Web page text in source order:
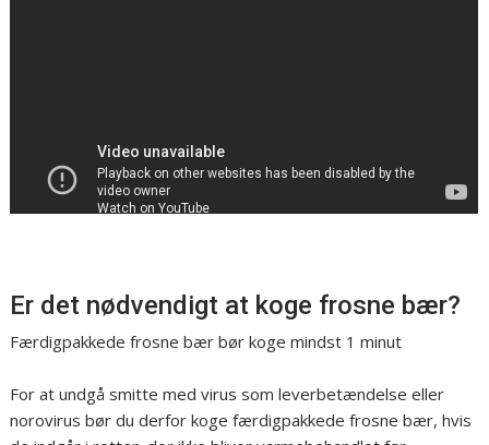
Er det nødvendigt at koge frosne bær?
Færdigpakkede frosne bær bør koge mind​st 1 minut
For at undgå smitte med virus som leverbetændelse eller
norovirus bør du derfor koge færdigpakkede frosne bær, hvis